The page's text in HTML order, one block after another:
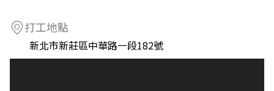
打工地點
新北市新莊區中華路一段182號